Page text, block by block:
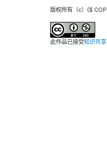
版权所有（c）{$
此作品已接受知识共